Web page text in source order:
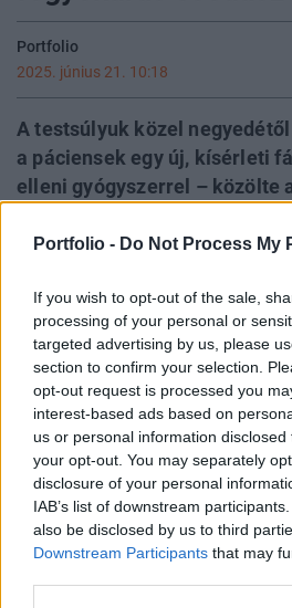
Portfolio - Do Not Process My
If you wish to opt-out of the sale,
processing of your personal or
targeted advertising by us, please
section to confirm your selection.
opt-out request is processed you
interest-based ads based on
us or personal information
your opt-out. You may separately
disclosure of your personal
IAB’s list of downstream
also be disclosed by us to third
Downstream Participants that may
Portfolio
2025. június 21. 10:18
A testsúlyuk közel
a páciensek egy új, kísérleti
elleni gyógyszerrel – közölte
biztató eredményeket
kezelhetőnek tűnnek, írja a
Private Health Forum 2026Új
egészségügy előtt - De mégis
magánegészségügyi szektor?
kiderül.Információ és jelentkezésA
generációs elhízás elleni szere, az
testsúlycsökkenést is
során – jelentették be a kutatók a
KEDVES OLVASÓNK!